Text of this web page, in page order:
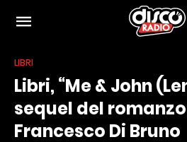
LIBRI
Libri, “Me & John
sequel del
Francesco Di Bruno